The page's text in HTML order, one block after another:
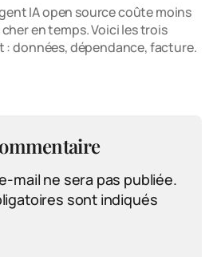
IA open source coûte moins
en temps. Voici les trois
données, dépendance, facture.
mail ne sera pas publiée.
sont indiqués